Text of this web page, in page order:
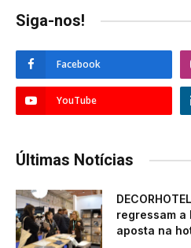
Siga-nos!
Facebook
YouTube
Últimas Notícias
regressam a
aposta na